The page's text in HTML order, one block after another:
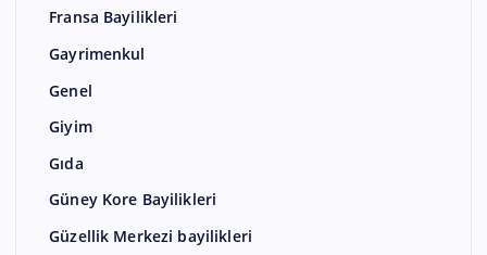
Fransa Bayilikleri
Gayrimenkul
Genel
Giyim
Gıda
Güney Kore Bayilikleri
Güzellik Merkezi bayilikleri